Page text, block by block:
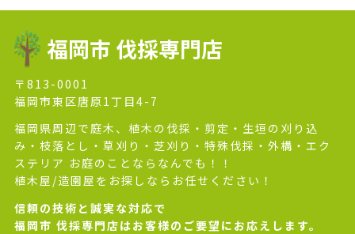
福岡市 伐採専門店
〒813-0001
福岡市東区唐原1丁目4-7
福岡県周辺で庭木、植木の伐採・剪定・生垣の刈り込
み・枝落とし・草刈り・芝刈り・特殊伐採・外構・エク
ステリア お庭のことならなんでも！！
植木屋/造園屋をお探しならお任せください！
信頼の技術と誠実な対応で
福岡市 伐採専門店はお客様のご要望にお応えします。